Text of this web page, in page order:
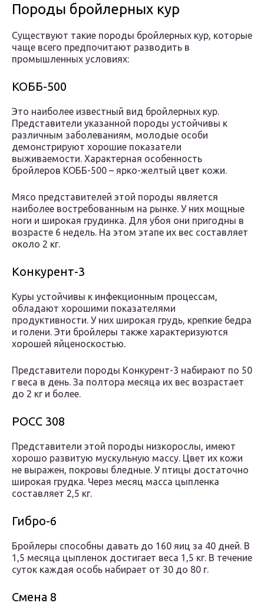
Породы бройлерных кур
Существуют такие породы бройлерных кур, которые
чаще всего предпочитают разводить в
промышленных условиях:
КОББ-500
Это наиболее известный вид бройлерных кур.
Представители указанной породы устойчивы к
различным заболеваниям, молодые особи
демонстрируют хорошие показатели
выживаемости. Характерная особенность
бройлеров КОББ-500 – ярко-желтый цвет кожи.
Мясо представителей этой породы является
наиболее востребованным на рынке. У них мощные
ноги и широкая грудинка. Для убоя они пригодны в
возрасте 6 недель. На этом этапе их вес составляет
около 2 кг.
Конкурент-3
Куры устойчивы к инфекционным процессам,
обладают хорошими показателями
продуктивности. У них широкая грудь, крепкие бедра
и голени. Эти бройлеры также характеризуются
хорошей яйценоскостью.
Представители породы Конкурент-3 набирают по 50
г веса в день. За полтора месяца их вес возрастает
до 2 кг и более.
РОСС 308
Представители этой породы низкорослы, имеют
хорошо развитую мускульную массу. Цвет их кожи
не выражен, покровы бледные. У птицы достаточно
широкая грудка. Через месяц масса цыпленка
составляет 2,5 кг.
Гибро-6
Бройлеры способны давать до 160 яиц за 40 дней. В
1,5 месяца цыпленок достигает веса 1,5 кг. В течение
суток каждая особь набирает от 30 до 80 г.
Смена 8